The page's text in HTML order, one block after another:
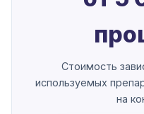
Стоимость
используемых
на